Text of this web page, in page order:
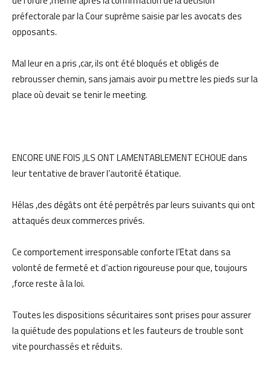
préfectorale par la Cour suprême saisie par les avocats des
opposants.
Mal leur en a pris ,car, ils ont été bloqués et obligés de
rebrousser chemin, sans jamais avoir pu mettre les pieds sur la
place où devait se tenir le meeting.
ENCORE UNE FOIS ,ILS ONT LAMENTABLEMENT ECHOUE dans
leur tentative de braver l’autorité étatique.
Hélas ,des dégâts ont été perpétrés par leurs suivants qui ont
attaqués deux commerces privés.
Ce comportement irresponsable conforte l’Etat dans sa
volonté de fermeté et d’action rigoureuse pour que, toujours
,force reste à la loi.
Toutes les dispositions sécuritaires sont prises pour assurer
la quiétude des populations et les fauteurs de trouble sont
vite pourchassés et réduits.